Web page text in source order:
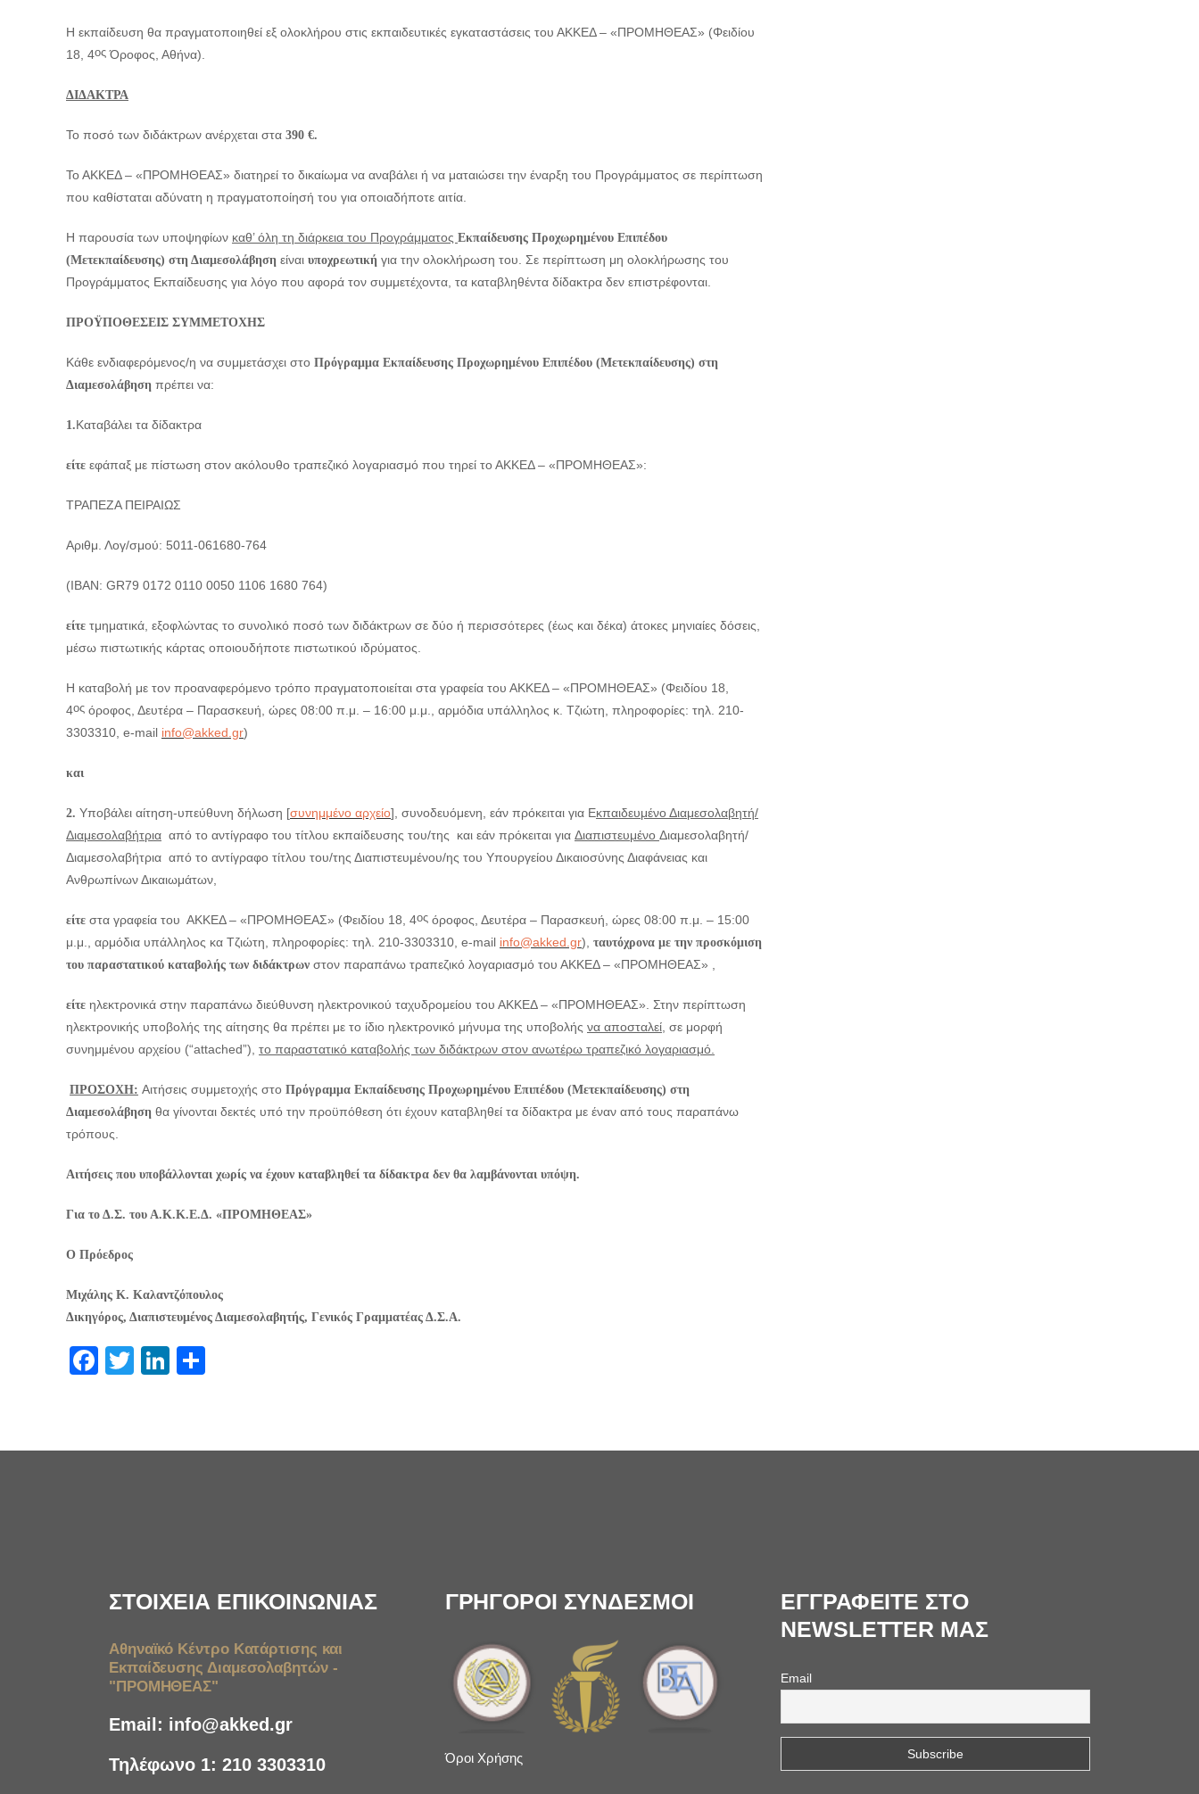
Η εκπαίδευση θα πραγματοποιηθεί εξ ολοκλήρου στις εκπαιδευτικές εγκαταστάσεις του ΑΚΚΕΔ – «ΠΡΟΜΗΘΕΑΣ» (Φειδίου
18, 4ος Όροφος, Αθήνα).
ΔΙΔΑΚΤΡΑ
Το ποσό των διδάκτρων ανέρχεται στα 390 €.
Το ΑΚΚΕΔ – «ΠΡΟΜΗΘΕΑΣ» διατηρεί το δικαίωμα να αναβάλει ή να ματαιώσει την έναρξη του Προγράμματος σε περίπτωση
που καθίσταται αδύνατη η πραγματοποίησή του για οποιαδήποτε αιτία.
Η παρουσία των υποψηφίων καθ’ όλη τη διάρκεια του Προγράμματος Εκπαίδευσης Προχωρημένου Επιπέδου
(Μετεκπαίδευσης) στη Διαμεσολάβηση είναι υποχρεωτική για την ολοκλήρωση του. Σε περίπτωση μη ολοκλήρωσης του
Προγράμματος Εκπαίδευσης για λόγο που αφορά τον συμμετέχοντα, τα καταβληθέντα δίδακτρα δεν επιστρέφονται.
ΠΡΟΫΠΟΘΕΣΕΙΣ ΣΥΜΜΕΤΟΧΗΣ
Κάθε ενδιαφερόμενος/η να συμμετάσχει στο Πρόγραμμα Εκπαίδευσης Προχωρημένου Επιπέδου (Μετεκπαίδευσης) στη
Διαμεσολάβηση πρέπει να:
1.Καταβάλει τα δίδακτρα
είτε εφάπαξ με πίστωση στον ακόλουθο τραπεζικό λογαριασμό που τηρεί το ΑΚΚΕΔ – «ΠΡΟΜΗΘΕΑΣ»:
ΤΡΑΠΕΖΑ ΠΕΙΡΑΙΩΣ
Αριθμ. Λογ/σμού: 5011-061680-764
(ΙΒΑΝ: GR79 0172 0110 0050 1106 1680 764)
είτε τμηματικά, εξοφλώντας το συνολικό ποσό των διδάκτρων σε δύο ή περισσότερες (έως και δέκα) άτοκες μηνιαίες δόσεις,
μέσω πιστωτικής κάρτας οποιουδήποτε πιστωτικού ιδρύματος.
Η καταβολή με τον προαναφερόμενο τρόπο πραγματοποιείται στα γραφεία του ΑΚΚΕΔ – «ΠΡΟΜΗΘΕΑΣ» (Φειδίου 18,
4ος όροφος, Δευτέρα – Παρασκευή, ώρες 08:00 π.μ. – 16:00 μ.μ., αρμόδια υπάλληλος κ. Τζιώτη, πληροφορίες: τηλ. 210-
3303310, e-mail info@akked.gr)
και
2. Υποβάλει αίτηση-υπεύθυνη δήλωση [συνημμένο αρχείο], συνοδευόμενη, εάν πρόκειται για Εκπαιδευμένο Διαμεσολαβητή/
Διαμεσολαβήτρια από το αντίγραφο του τίτλου εκπαίδευσης του/της και εάν πρόκειται για Διαπιστευμένο Διαμεσολαβητή/
Διαμεσολαβήτρια από το αντίγραφο τίτλου του/της Διαπιστευμένου/ης του Υπουργείου Δικαιοσύνης Διαφάνειας και
Ανθρωπίνων Δικαιωμάτων,
είτε στα γραφεία του ΑΚΚΕΔ – «ΠΡΟΜΗΘΕΑΣ» (Φειδίου 18, 4ος όροφος, Δευτέρα – Παρασκευή, ώρες 08:00 π.μ. – 15:00
μ.μ., αρμόδια υπάλληλος κα Τζιώτη, πληροφορίες: τηλ. 210-3303310, e-mail info@akked.gr), ταυτόχρονα με την προσκόμιση
του παραστατικού καταβολής των διδάκτρων στον παραπάνω τραπεζικό λογαριασμό του ΑΚΚΕΔ – «ΠΡΟΜΗΘΕΑΣ» ,
είτε ηλεκτρονικά στην παραπάνω διεύθυνση ηλεκτρονικού ταχυδρομείου του ΑΚΚΕΔ – «ΠΡΟΜΗΘΕΑΣ». Στην περίπτωση
ηλεκτρονικής υποβολής της αίτησης θα πρέπει με το ίδιο ηλεκτρονικό μήνυμα της υποβολής να αποσταλεί, σε μορφή
συνημμένου αρχείου (“attached”), το παραστατικό καταβολής των διδάκτρων στον ανωτέρω τραπεζικό λογαριασμό.
ΠΡΟΣΟΧΗ: Αιτήσεις συμμετοχής στο Πρόγραμμα Εκπαίδευσης Προχωρημένου Επιπέδου (Μετεκπαίδευσης) στη
Διαμεσολάβηση θα γίνονται δεκτές υπό την προϋπόθεση ότι έχουν καταβληθεί τα δίδακτρα με έναν από τους παραπάνω
τρόπους.
Αιτήσεις που υποβάλλονται χωρίς να έχουν καταβληθεί τα δίδακτρα δεν θα λαμβάνονται υπόψη.
Για το Δ.Σ. του Α.Κ.Κ.Ε.Δ. «ΠΡΟΜΗΘΕΑΣ»
Ο Πρόεδρος
Μιχάλης Κ. Καλαντζόπουλος
Δικηγόρος, Διαπιστευμένος Διαμεσολαβητής, Γενικός Γραμματέας Δ.Σ.Α.
Facebook
TwitterLinkedIn
ΣΤΟΙΧΕΙΑ ΕΠΙΚΟΙΝΩΝΙΑΣ
Αθηναϊκό Κέντρο Κατάρτισης και
Εκπαίδευσης Διαμεσολαβητών -
"ΠΡΟΜΗΘΕΑΣ"
Email: info@akked.gr
Τηλέφωνο 1: 210 3303310
ΓΡΗΓΟΡΟΙ ΣΥΝΔΕΣΜΟΙ
Όροι Χρήσης
ΕΓΓΡΑΦΕΙΤΕ ΣΤΟ
NEWSLETTER ΜΑΣ
Email